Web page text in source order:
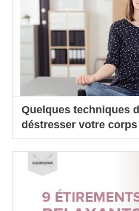
Quelques techniques
déstresser votre